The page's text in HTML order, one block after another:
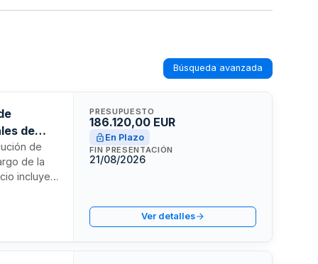
Búsqueda avanzada
de
de
de la
incluye
PRESUPUESTO
186.120,00 EUR
En Plazo
FIN PRESENTACIÓN
21/08/2026
Ver detalles